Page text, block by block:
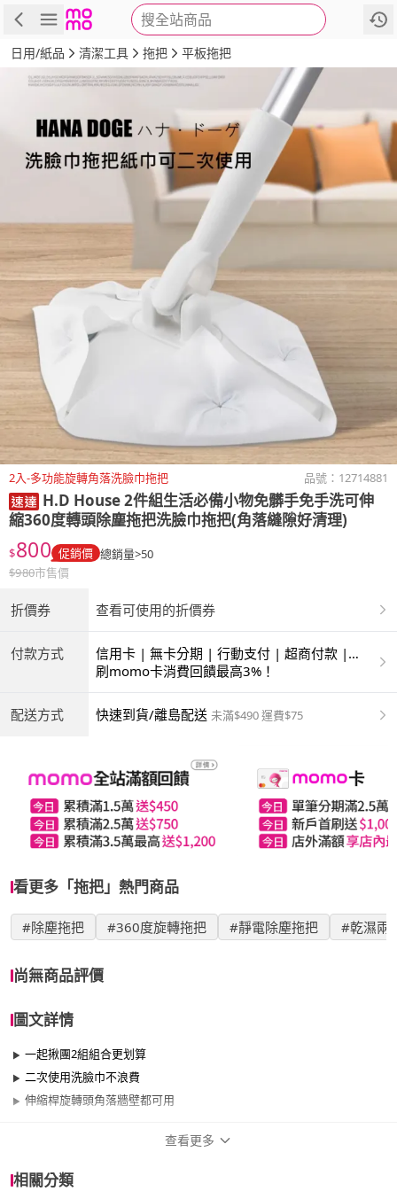
搜全站商品
商品 評價 詳情
日用/紙品 清潔工具 拖把 平板拖把
2入-多功能旋轉角落洗臉巾拖把 品號： 12714881
H.D House2件組生活必備小物免髒手免手洗可伸
縮360度轉頭除塵拖把洗臉巾拖把(角落縫隙好清理)
$800 促銷價 總銷量>50
$980市售價
折價券 查看可使用的折價券
付款方式
信用卡 | 無卡分期 | 行動支付 | 超商付款 |
ATM | 銀聯卡
刷momo卡消費回饋最高3%！
配送方式 快速到貨/離島配送 未滿$490 運費$75
看更多「拖把」熱門商品
#除塵拖把 #360度旋轉拖把 #靜電除塵拖把 #乾濕兩
尚無商品評價
圖文詳情
一起揪團2組組合更划算
二次使用洗臉巾不浪費
伸縮桿旋轉頭角落牆壁都可用
查看更多
相關分類